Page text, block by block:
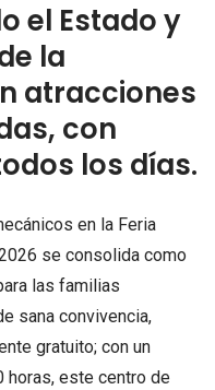
el Estado y
la
atracciones
con
los días.
en la Feria
se consolida como
las familias
sana convivencia,
gratuito; con un
horas, este centro de